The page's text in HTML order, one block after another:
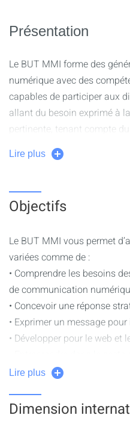
Présentation
Le BUT MMI forme des
numérique avec des
capables de participer aux
allant du besoin exprimé à
pertinente, tenant compte
des technologies à utiliser.
produits multimédia, du
communication et de
plus d'innovations.
Le parcours
du BUT MMI aborde les
en intégrant un volume
connectés.
Lire plus
Objectifs
Le BUT MMI vous permet
variées comme de :
• Comprendre les besoins
de communication
• Concevoir une réponse
• Exprimer un message
• Développer pour le web et
Le BUT MMI représente
semestres.
Au moins 50% des heures
Lire plus
Dimension